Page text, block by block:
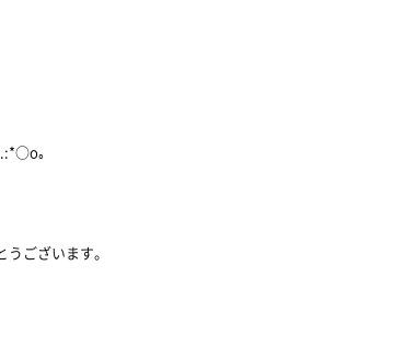
｡
ございます。